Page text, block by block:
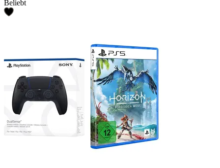
Beliebt